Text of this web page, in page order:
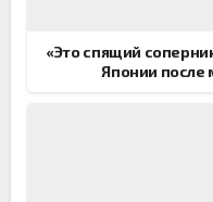
«Это спящий
Японии после